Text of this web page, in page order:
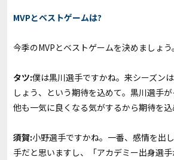
MVPとベストゲームは?
――今季のMVPとベストゲームを決めましょう。
タツ:僕は黒川選手ですかね。来シーズン
しょう、という期待を込めて。黒川選手が
他も一気に良くなる気がするから期待を込
須賀:小野選手ですかね。一番、感情を出
手だと思いますし、「アカデミー出身選